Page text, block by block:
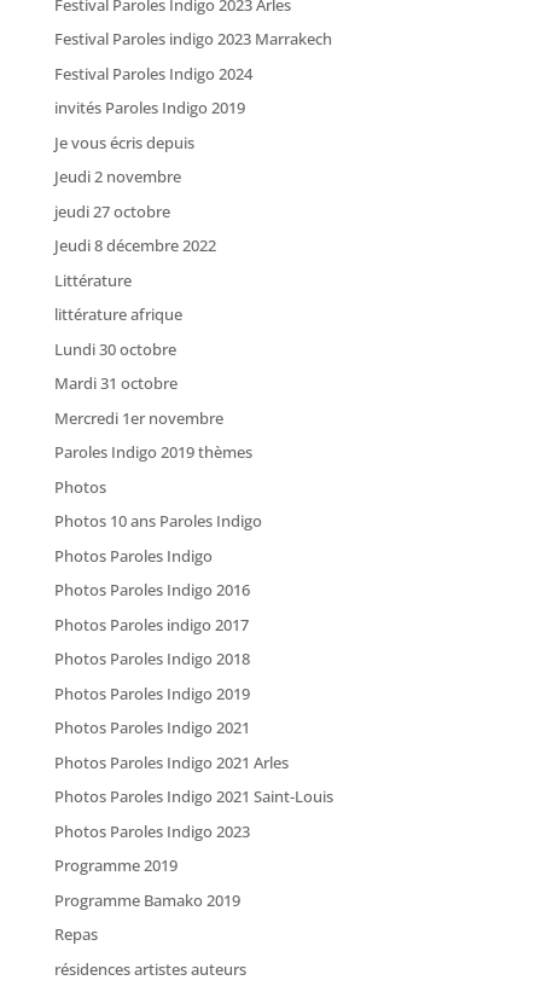
Festival Paroles Indigo 2023 Arles
Festival Paroles indigo 2023 Marrakech
Festival Paroles Indigo 2024
invités Paroles Indigo 2019
Je vous écris depuis
Jeudi 2 novembre
jeudi 27 octobre
Jeudi 8 décembre 2022
Littérature
littérature afrique
Lundi 30 octobre
Mardi 31 octobre
Mercredi 1er novembre
Paroles Indigo 2019 thèmes
Photos
Photos 10 ans Paroles Indigo
Photos Paroles Indigo
Photos Paroles Indigo 2016
Photos Paroles indigo 2017
Photos Paroles Indigo 2018
Photos Paroles Indigo 2019
Photos Paroles Indigo 2021
Photos Paroles Indigo 2021 Arles
Photos Paroles Indigo 2021 Saint-Louis
Photos Paroles Indigo 2023
Programme 2019
Programme Bamako 2019
Repas
résidences artistes auteurs